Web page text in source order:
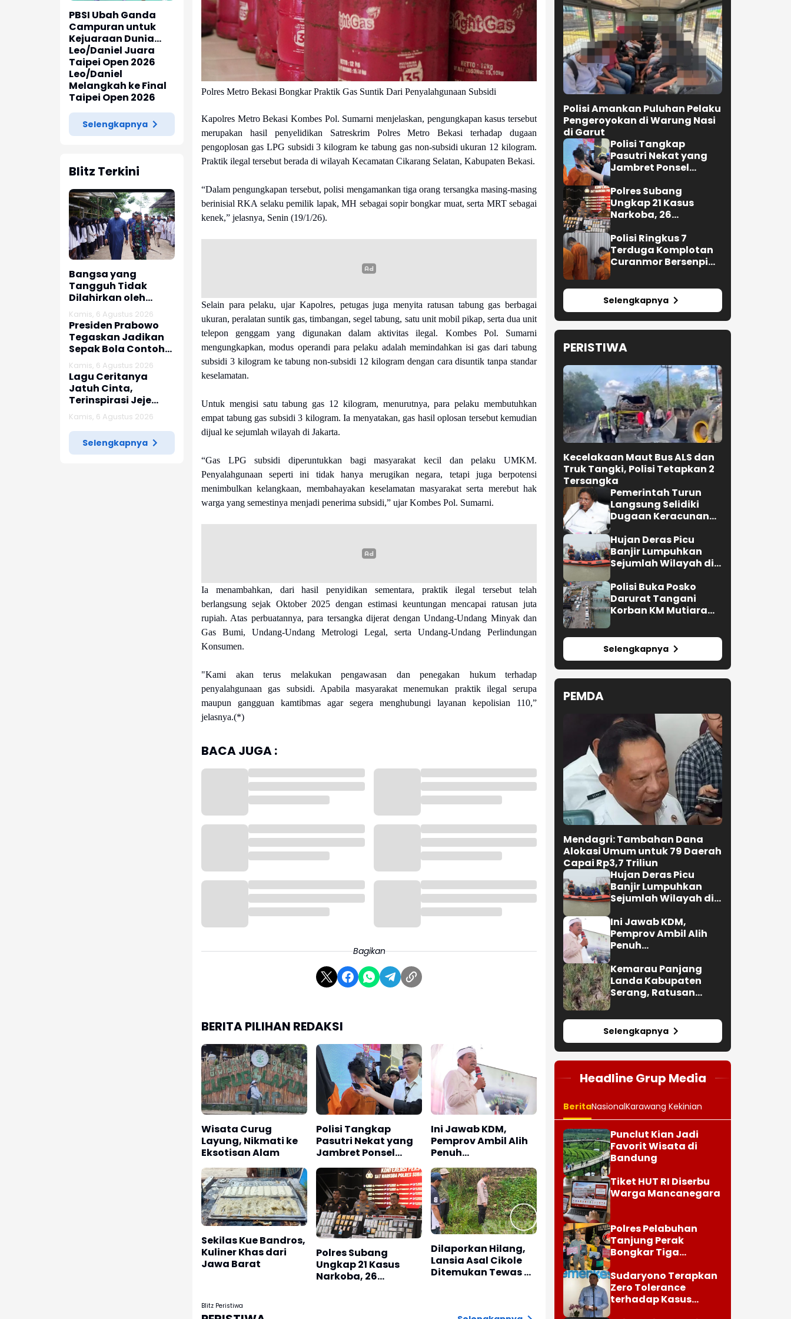
PBSI Ubah Ganda
Campuran untuk
Kejuaraan Dunia
2026
Leo/Daniel Juara
Taipei Open 2026
Leo/Daniel
Melangkah ke Final
Taipei Open 2026
Selengkapnya
Blitz Terkini
Bangsa yang
Tangguh Tidak
Dilahirkan oleh
Kenyamanan
Kamis, 6 Agustus 2026
Presiden Prabowo
Tegaskan Jadikan
Sepak Bola Contoh
Evaluasi
Kamis, 6 Agustus 2026
Lagu Ceritanya
Jatuh Cinta,
Terinspirasi Jeje
saat Bertemu
Perempuan Cantik
Kamis, 6 Agustus 2026
Selengkapnya
Polres Metro Bekasi Bongkar Praktik Gas Suntik Dari Penyalahgunaan Subsidi
Kapolres Metro Bekasi Kombes Pol. Sumarni menjelaskan, pengungkapan kasus tersebut
merupakan hasil penyelidikan Satreskrim Polres Metro Bekasi terhadap dugaan
pengoplosan gas LPG subsidi 3 kilogram ke tabung gas non-subsidi ukuran 12 kilogram.
Praktik ilegal tersebut berada di wilayah Kecamatan Cikarang Selatan, Kabupaten Bekasi.
“Dalam pengungkapan tersebut, polisi mengamankan tiga orang tersangka masing-masing
berinisial RKA selaku pemilik lapak, MH sebagai sopir bongkar muat, serta MRT sebagai
kenek,” jelasnya, Senin (19/1/26).
Selain para pelaku, ujar Kapolres, petugas juga menyita ratusan tabung gas berbagai
ukuran, peralatan suntik gas, timbangan, segel tabung, satu unit mobil pikap, serta dua unit
telepon genggam yang digunakan dalam aktivitas ilegal. Kombes Pol. Sumarni
mengungkapkan, modus operandi para pelaku adalah memindahkan isi gas dari tabung
subsidi 3 kilogram ke tabung non-subsidi 12 kilogram dengan cara disuntik tanpa standar
keselamatan.
Untuk mengisi satu tabung gas 12 kilogram, menurutnya, para pelaku membutuhkan
empat tabung gas subsidi 3 kilogram. Ia menyatakan, gas hasil oplosan tersebut kemudian
dijual ke sejumlah wilayah di Jakarta.
“Gas LPG subsidi diperuntukkan bagi masyarakat kecil dan pelaku UMKM.
Penyalahgunaan seperti ini tidak hanya merugikan negara, tetapi juga berpotensi
menimbulkan kelangkaan, membahayakan keselamatan masyarakat serta merebut hak
warga yang semestinya menjadi penerima subsidi,” ujar Kombes Pol. Sumarni.
Ia menambahkan, dari hasil penyidikan sementara, praktik ilegal tersebut telah
berlangsung sejak Oktober 2025 dengan estimasi keuntungan mencapai ratusan juta
rupiah. Atas perbuatannya, para tersangka dijerat dengan Undang-Undang Minyak dan
Gas Bumi, Undang-Undang Metrologi Legal, serta Undang-Undang Perlindungan
Konsumen.
"Kami akan terus melakukan pengawasan dan penegakan hukum terhadap
penyalahgunaan gas subsidi. Apabila masyarakat menemukan praktik ilegal serupa
maupun gangguan kamtibmas agar segera menghubungi layanan kepolisian 110,”
jelasnya.(*)
BACA JUGA :
Bagikan
BERITA PILIHAN REDAKSI
Wisata Curug
Layung, Nikmati ke
Eksotisan Alam
Polisi Tangkap
Pasutri Nekat yang
Jambret Ponsel
Remaja di
Ujungberung
Bandung
Ini Jawab KDM,
Pemprov Ambil Alih
Penuh
Penyelenggaraan
MTQ 2027
Sekilas Kue Bandros,
Kuliner Khas dari
Jawa Barat
Polres Subang
Ungkap 21 Kasus
Narkoba, 26
Dilaporkan Hilang,
Lansia Asal Cikole
Ditemukan Tewas di
Blitz Peristiwa
Polisi Amankan Puluhan Pelaku
Pengeroyokan di Warung Nasi
di Garut
Polisi Tangkap
Pasutri Nekat yang
Jambret Ponsel
Ujungberung
Bandung
Polres Subang
Ungkap 21 Kasus
Narkoba, 26
Diamankan dan Sabu
146 Gram Disita
Polisi Ringkus 7
Terduga Komplotan
Curanmor Bersenpi
Curian Disita
Selengkapnya
PERISTIWA
Kecelakaan Maut Bus ALS dan
Truk Tangki, Polisi Tetapkan 2
Tersangka
Pemerintah Turun
Langsung Selidiki
Dugaan Keracunan
Jayapura
Hujan Deras Picu
Banjir Lumpuhkan
Sejumlah Wilayah di
Polisi Buka Posko
Darurat Tangani
Korban KM Mutiara
Selengkapnya
PEMDA
Mendagri: Tambahan Dana
Alokasi Umum untuk 79 Daerah
Capai Rp3,7 Triliun
Hujan Deras Picu
Banjir Lumpuhkan
Sejumlah Wilayah di
Ini Jawab KDM,
Pemprov Ambil Alih
Penuh
MTQ 2027
Kemarau Panjang
Landa Kabupaten
Serang, Ratusan
Kekeringan
Selengkapnya
Headline Grup Media
BeritaNasionalKarawang Kekinian
Punclut Kian Jadi
Favorit Wisata di
Bandung
Tiket HUT RI Diserbu
Warga Mancanegara
Polres Pelabuhan
Tanjung Perak
Bongkar Tiga
Surabaya
Sudaryono Terapkan
Zero Tolerance
terhadap Kasus